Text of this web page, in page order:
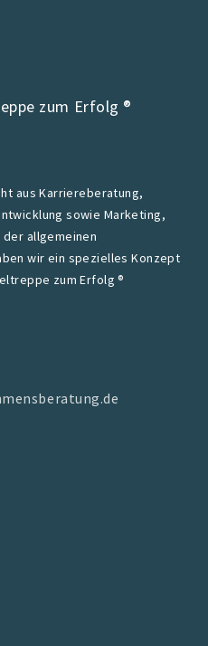
zum Erfolg ®
aus Karriereberatung,
sowie Marketing,
allgemeinen
wir ein spezielles Konzept
zum Erfolg ®